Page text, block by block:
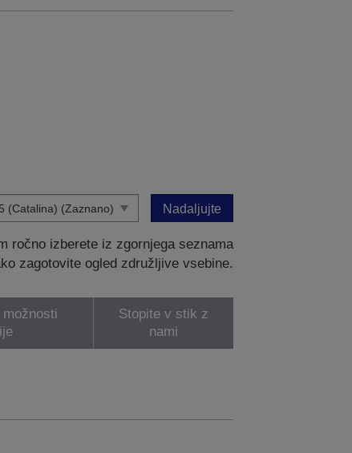
Nadaljujte
ročno izberete iz zgornjega seznama
zagotovite ogled združljive vsebine.
Stopite v stik z
nami